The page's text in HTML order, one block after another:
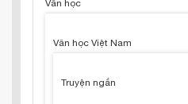
Văn học
Văn học Việt Nam
Truyện ngắn